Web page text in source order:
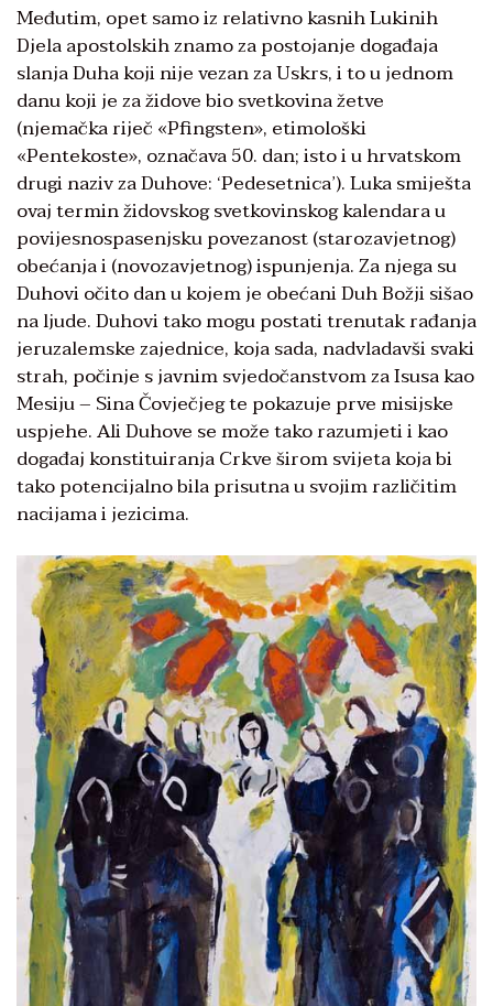
Međutim, opet samo iz relativno kasnih Lukinih
Djela apostolskih znamo za postojanje događaja
slanja Duha koji nije vezan za Uskrs, i to u jednom
danu koji je za židove bio svetkovina žetve
(njemačka riječ «Pfingsten», etimološki
«Pentekoste», označava 50. dan; isto i u hrvatskom
drugi naziv za Duhove: ‘Pedesetnica’). Luka smiješta
ovaj termin židovskog svetkovinskog kalendara u
povijesnospasenjsku povezanost (starozavjetnog)
obećanja i (novozavjetnog) ispunjenja. Za njega su
Duhovi očito dan u kojem je obećani Duh Božji sišao
na ljude. Duhovi tako mogu postati trenutak rađanja
jeruzalemske zajednice, koja sada, nadvladavši svaki
strah, počinje s javnim svjedočanstvom za Isusa kao
Mesiju – Sina Čovječjeg te pokazuje prve misijske
uspjehe. Ali Duhove se može tako razumjeti i kao
događaj konstituiranja Crkve širom svijeta koja bi
tako potencijalno bila prisutna u svojim različitim
nacijama i jezicima.